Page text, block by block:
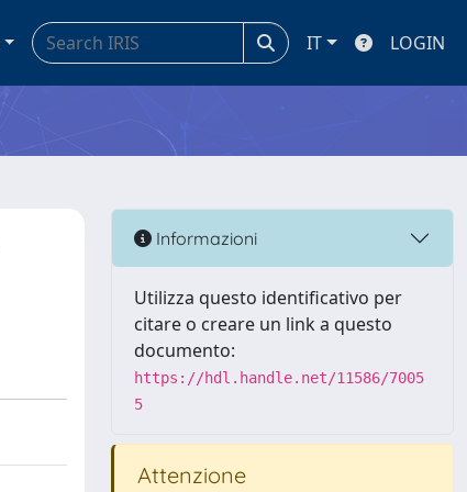
IT LOGIN
Informazioni
Utilizza questo identificativo per
citare o creare un link a questo
documento:
https://hdl.handle.net/11586/7005
5
Attenzione